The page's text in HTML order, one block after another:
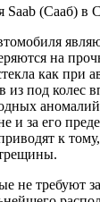
на
как при
под колес
аномалий
и за его
к
не требуют